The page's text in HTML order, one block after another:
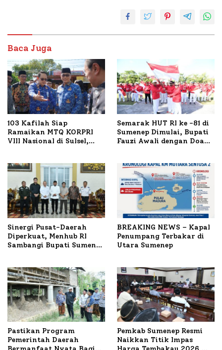
Baca Juga
103 Kafilah Siap
Ramaikan MTQ KORPRI
VIII Nasional di Sulsel,
Semarak HUT RI ke -81 di
Sumenep Dimulai, Bupati
Fauzi Awali dengan Doa
Sinergi Pusat-Daerah
Diperkuat, Menhub RI
Sambangi Bupati Sumenep
BREAKING NEWS – Kapal
Penumpang Terbakar di
Utara Sumenep
Pastikan Program
Pemerintah Daerah
Pemkab Sumenep Resmi
Naikkan Titik Impas